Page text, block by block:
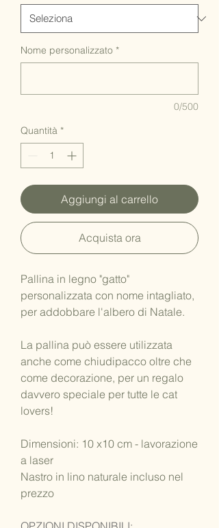
Nome personalizzato *
0/500
Quantità *
Aggiungi al carrello
Acquista ora
Pallina in legno "gatto"
personalizzata con nome intagliato,
per addobbare l'albero di Natale.
La pallina può essere utilizzata
anche come chiudipacco oltre che
come decorazione, per un regalo
davvero speciale per tutte le cat
lovers!
Dimensioni: 10 x10 cm - lavorazione
a laser
Nastro in lino naturale incluso nel
prezzo